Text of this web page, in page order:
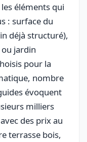
éléments qui
: surface du
déjà structuré),
jardin
pour la
nombre
évoquent
milliers
des prix au
terrasse bois,